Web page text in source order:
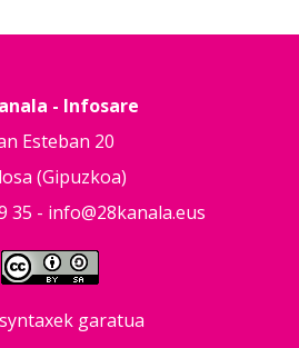
- Infosare
Esteban 20
(Gipuzkoa)
35 - info@28kanala.eus
garatua